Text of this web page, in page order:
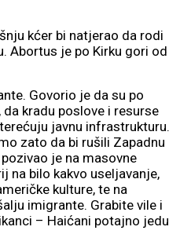
kćer bi natjerao da rodi
Abortus je po Kirku gori od
Govorio je da su po
kradu poslove i resurse
javnu infrastrukturu.
zato da bi rušili Zapadnu
je na masovne
na bilo kakvo useljavanje,
kulture, te na
imigrante. Grabite vile i
– Haićani potajno jedu